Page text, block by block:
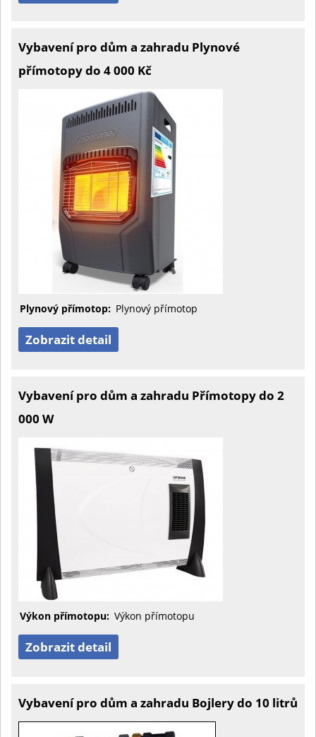
Vybavení pro dům a zahradu Plynové
přímotopy do 4 000 Kč
Plynový přímotop: Plynový přímotop
Zobrazit detail
Vybavení pro dům a zahradu Přímotopy do 2
000 W
Výkon přímotopu: Výkon přímotopu
Zobrazit detail
Vybavení pro dům a zahradu Bojlery do 10 litrů